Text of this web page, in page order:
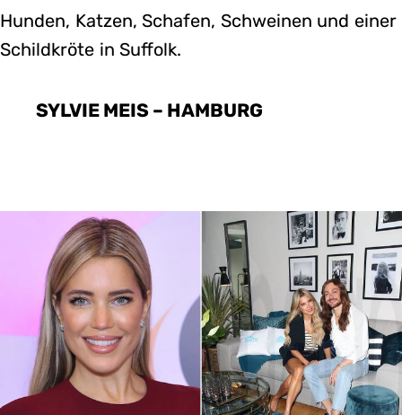
Hunden, Katzen, Schafen, Schweinen und einer
Schildkröte in Suffolk.
SYLVIE MEIS – HAMBURG